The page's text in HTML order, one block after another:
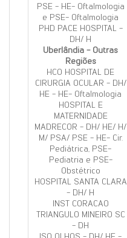
PSE - HE- Oftalmologia
e PSE- Oftalmologia
PHD PACE HOSPITAL -
DH/ H
Uberlândia - Outras
Regiões
HCO HOSPITAL DE
CIRURGIA OCULAR - DH/
HE - HE- Oftalmologia
HOSPITAL E
MATERNIDADE
MADRECOR - DH/ HE/ H/
M/ PSA/ PSE - HE- Cir.
Pediátrica, PSE-
Pediatria e PSE-
Obstétrico
HOSPITAL SANTA CLARA
- DH/ H
INST CORACAO
TRIANGULO MINEIRO SC
- DH